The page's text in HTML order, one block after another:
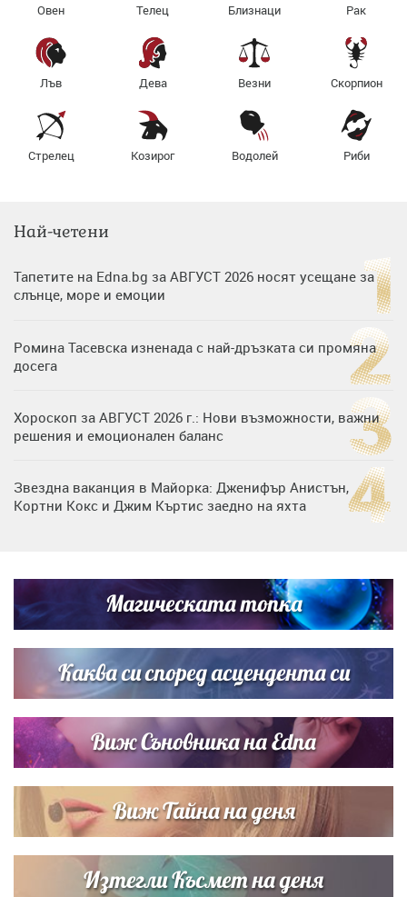
Овен Телец Близнаци Рак
Лъв Дева Везни Скорпион
Стрелец Козирог Водолей Риби
Най-четени
Тапетите на Edna.bg за АВГУСТ 2026 носят усещане за
слънце, море и емоции
Ромина Тасевска изненада с най-дръзката си промяна
досега
Хороскоп за АВГУСТ 2026 г.: Нови възможности, важни
решения и емоционален баланс
Звездна ваканция в Майорка: Дженифър Анистън,
Кортни Кокс и Джим Къртис заедно на яхта
Братя Аргирови я изненадаха с песен
Списъкът е ясен: Джей Ло и Риана във ВИП гостите на
сватбата на Роналдо
Магическата топка
Каква си според асцендента си
Виж Съновника на Edna
Виж Тайна на деня
Изтегли Късмет на деня